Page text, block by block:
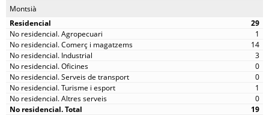
Montsià
29
1
14
3
0
0
1
0
19